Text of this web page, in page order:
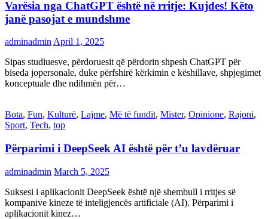
Varësia nga ChatGPT është në rritje: Kujdes! Këto
janë pasojat e mundshme
adminadmin April 1, 2025
Sipas studiuesve, përdoruesit që përdorin shpesh ChatGPT për
biseda jopersonale, duke përfshirë kërkimin e këshillave, shpjegimet
konceptuale dhe ndihmën për…
Bota, Fun, Kulturë, Lajme, Më të fundit, Mister, Opinione, Rajoni,
Sport, Tech, top
Përparimi i DeepSeek AI është për t’u lavdëruar
adminadmin March 5, 2025
Suksesi i aplikacionit DeepSeek është një shembull i rritjes së
kompanive kineze të inteligjencës artificiale (AI). Përparimi i
aplikacionit kinez…